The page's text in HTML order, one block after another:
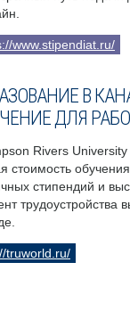
www.stipendiat.ru/
В
ДЛЯ
Rivers University
стоимость
стипендий и
трудоустройства
truworld.ru/